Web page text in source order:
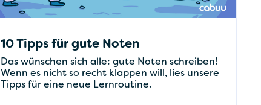
10 Tipps für gute Noten
Das wünschen sich alle: gute Noten schreiben!
Wenn es nicht so recht klappen will, lies unsere
Tipps für eine neue Lernroutine.